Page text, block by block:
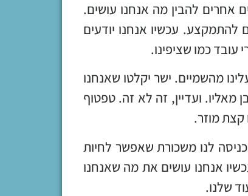
אחרים להבין מה אנחנו עושים.
להתמקצע. עכשיו אנחנו יודעים
עובד כמו שציפינו.
מהשמיים. ישר יקלטו שאנחנו
מאליו. ועדיין, זה לא זה. טפטוף
קצת מוזר.
לנו משכורת שאפשר לחיות
אנחנו עושים את מה שאנחנו
שלנו.